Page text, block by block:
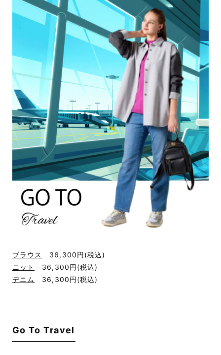
ブラウス 36,300円(税込)
ニット
36,300円(税込)
デニム
36,300円(税込)
Go To Travel